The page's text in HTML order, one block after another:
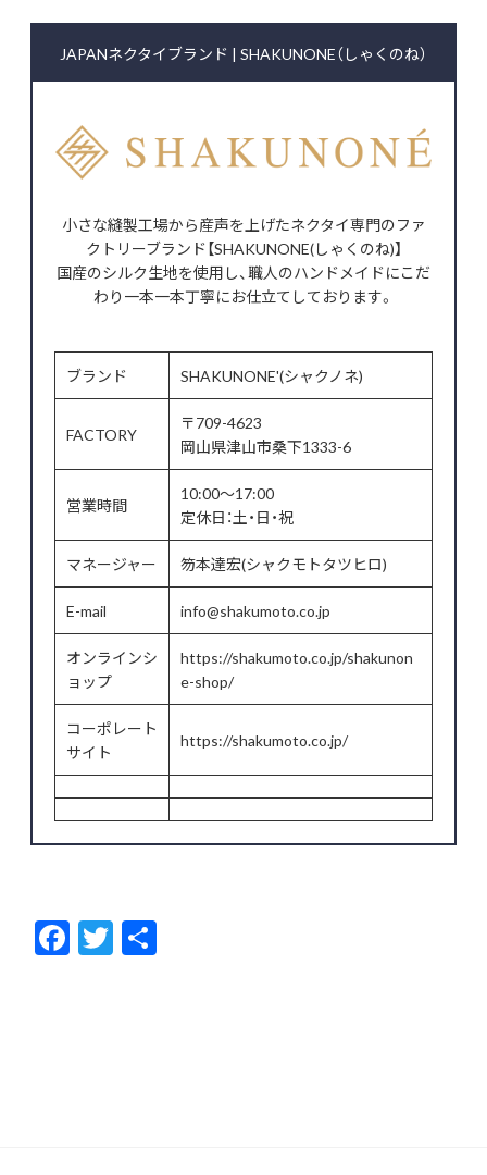
JAPANネクタイブランド | SHAKUNONE（しゃくのね）
小さな縫製工場から産声を上げたネクタイ専門のファ
クトリーブランド【SHAKUNONE(しゃくのね)】
国産のシルク生地を使用し、職人のハンドメイドにこだ
わり一本一本丁寧にお仕立てしております。
ブランド SHAKUNONE'(シャクノネ)
FACTORY
〒709-4623
岡山県津山市桑下1333-6
営業時間
10:00～17:00
定休日：土・日・祝
マネージャー 笏本達宏(シャクモトタツヒロ)
E-mail info@shakumoto.co.jp
オンラインシ
ョップ
https://shakumoto.co.jp/shakunon
e-shop/
コーポレート
サイト
https://shakumoto.co.jp/
F
ac
T
w